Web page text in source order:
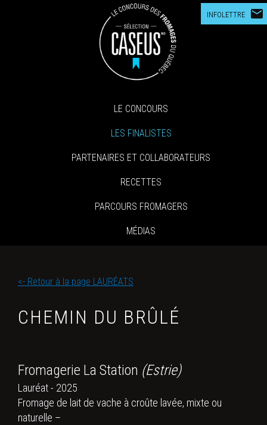
LE CONCOURS
LES FINALISTES
PARTENAIRES ET COLLABORATEURS
RECETTES
PARCOURS FROMAGERS
MÉDIAS
INFOLETTRE mail
<- Retour à la page LAURÉATS
CHEMIN DU BRÛLÉ
Fromagerie La Station (Estrie)
Lauréat - 2025
Fromage de lait de vache à croûte lavée, mixte ou
naturelle –